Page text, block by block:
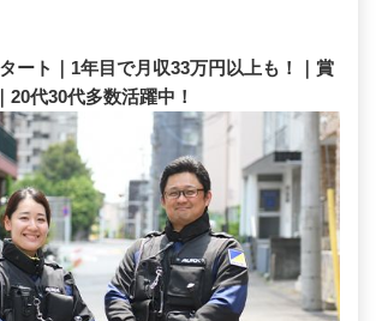
ート｜1年目で月収33万円以上も！｜賞
20代30代多数活躍中！